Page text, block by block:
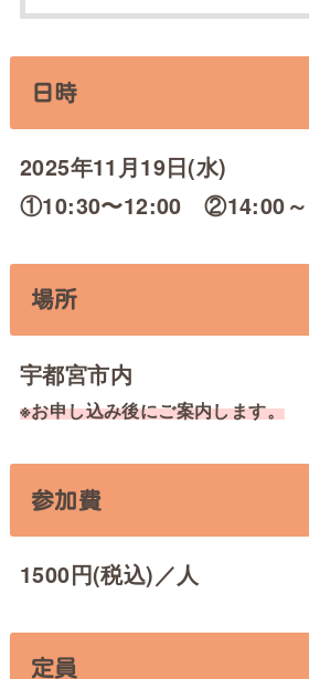
日時
2025年11月19日(水)
①10:30〜12:00 ②14:00～
場所
宇都宮市内
※お申し込み後にご案内します。
参加費
1500円(税込)／人
定員